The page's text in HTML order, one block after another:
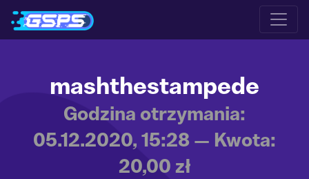
mashthestampede
Godzina otrzymania:
05.12.2020, 15:28 — Kwota:
20,00 zł